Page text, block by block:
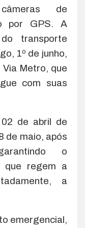
de
por GPS. A
transporte
1º de junho,
Metro, que
com suas
de abril de
de maio, após
o
que regem a
a
emergencial,